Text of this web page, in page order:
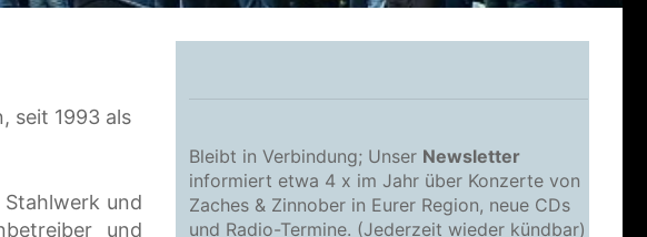
seit 1993 als
und
und
Bleibt in Verbindung; Unser Newsletter
informiert etwa 4 x im Jahr über Konzerte von
Zaches & Zinnober in Eurer Region, neue CDs
und Radio-Termine. (Jederzeit wieder kündbar)